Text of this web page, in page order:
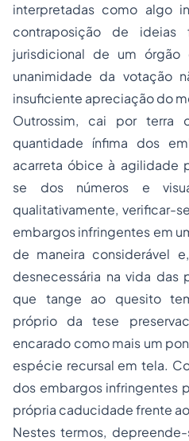
interpretadas como algo
contraposição de
jurisdicional de um
unanimidade da votação
insuficiente apreciação do
Outrossim, cai por terra
quantidade ínfima dos
acarreta óbice à agilidade
se dos números e
qualitativamente, verificar-
embargos infringentes em
de maneira considerável
desnecessária na vida das
que tange ao quesito
próprio da tese
encarado como mais um
espécie recursal em tela.
dos embargos infringentes
própria caducidade frente
Nestes termos,